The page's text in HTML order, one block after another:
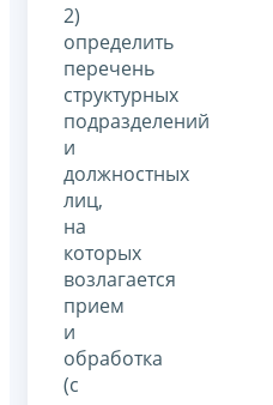
2)
определить
перечень
структурных
подразделений
и
должностных
лиц,
на
которых
возлагается
прием
и
обработка
(с